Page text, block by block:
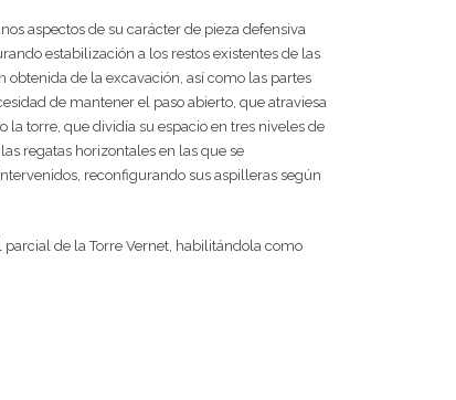
aspectos de su carácter de pieza defensiva
estabilización a los restos existentes de las
de la excavación, así como las partes
de mantener el paso abierto, que atraviesa
torre, que dividía su espacio en tres niveles de
regatas horizontales en las que se
reconfigurando sus aspilleras según
de la Torre Vernet, habilitándola como